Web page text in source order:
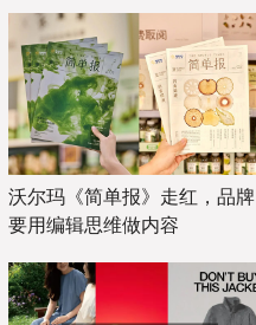
沃尔玛《简单报》走红，品牌
要用编辑思维做内容